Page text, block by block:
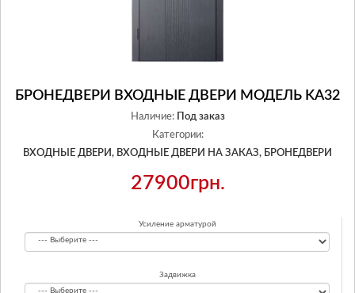
БРОНЕДВЕРИ ВХОДНЫЕ ДВЕРИ МОДЕЛЬ KA32
Наличие:
Под заказ
Категории:
ВХОДНЫЕ ДВЕРИ, ВХОДНЫЕ ДВЕРИ НА ЗАКАЗ, БРОНЕДВЕРИ
27900грн.
Усиление арматурой
Задвижка